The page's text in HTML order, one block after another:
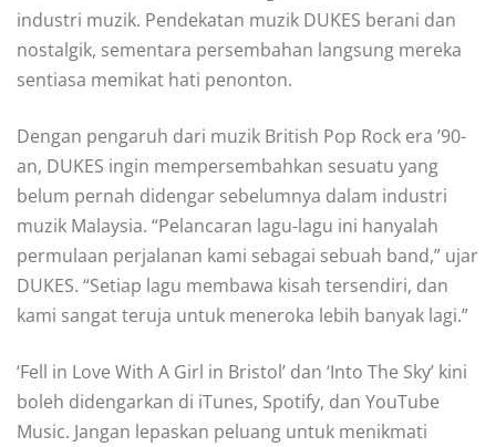
industri muzik. Pendekatan muzik DUKES berani dan
nostalgik, sementara persembahan langsung mereka
sentiasa memikat hati penonton.
Dengan pengaruh dari muzik British Pop Rock era ’90-
an, DUKES ingin mempersembahkan sesuatu yang
belum pernah didengar sebelumnya dalam industri
muzik Malaysia. “Pelancaran lagu-lagu ini hanyalah
permulaan perjalanan kami sebagai sebuah band,” ujar
DUKES. “Setiap lagu membawa kisah tersendiri, dan
kami sangat teruja untuk meneroka lebih banyak lagi.”
‘Fell in Love With A Girl in Bristol’ dan ‘Into The Sky’ kini
boleh didengarkan di iTunes, Spotify, dan YouTube
Music. Jangan lepaskan peluang untuk menikmati